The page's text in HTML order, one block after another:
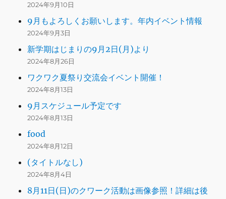
2024年9月10日
9月もよろしくお願いします。年内イベント情報
2024年9月3日
新学期はじまりの9月2日(月)より
2024年8月26日
ワクワク夏祭り交流会イベント開催！
2024年8月13日
9月スケジュール予定です
2024年8月13日
food
2024年8月12日
(タイトルなし)
2024年8月4日
8月11日(日)のクワーク活動は画像参照！詳細は後